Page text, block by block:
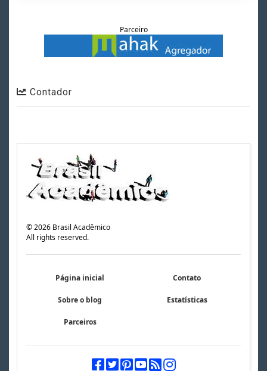
Parceiro
Contador
©2026 Brasil Acadêmico
All rights reserved.
Página inicial Contato
Sobre o blog Estatísticas
Parceiros